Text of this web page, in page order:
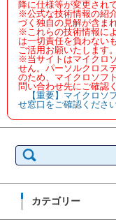
降に仕様等が変更され
※公式な技術情報の紹
づく独自の見解が含ま
※これらの技術情報に
は一切責任を負わない
ご活用お願いたします。
※当サイトはマイクロ
せん。パーソルクロス
のため、マイクロソフ
問い合わせ先にご確認
【重要】マイクロ
せ窓口をご確認くださ
索:
カテゴリー